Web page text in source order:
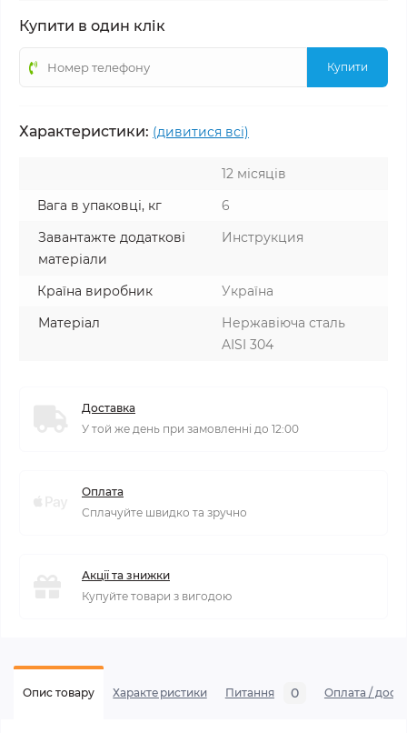
Купити в один клік
Купити
Характеристики: (дивитися всі)
12 місяців
Вага в упаковці, кг
6
Завантажте додаткові
матеріали
Инструкция
Країна виробник
Україна
Матеріал
Нержавіюча сталь
AISI 304
Доставка
У той же день при замовленні до 12:00
Оплата
Сплачуйте швидко та зручно
Акції та знижки
Купуйте товари з вигодою
Опис товару Характеристики Питання 0 Оплата /